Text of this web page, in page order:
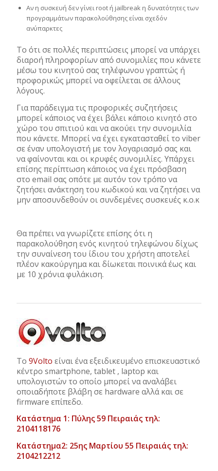
Αν η συσκευή δεν γίνει root ή jailbreak η δυνατότητες των
προγραμμάτων παρακολούθησης είναι σχεδόν
ανύπαρκτες
Το ότι σε πολλές περιπτώσεις μπορεί να υπάρχει
διαροή πληροφορίων από συνομιλίες που κάνετε
μέσω του κινητού σας τηλέφωνου γραπτώς ή
προφορικώς μπορεί να οφείλεται σε άλλους
λόγους.
Για παράδειγμα τις προφορικές συζητήσεις
μπορεί κάποιος να έχει βάλει κάποιο κινητό στο
χώρο του σπιτιού και να ακούει την συνομιλία
που κάνετε. Μπορεί να έχει εγκατασταθεί το viber
σε έναν υπολογιστή με τον λογαριασμό σας και
να φαίνονται και οι κρυφές συνομιλίες. Υπάρχει
επίσης περίπτωση κάποιος να έχει πρόσβαση
στο email σας οπότε με αυτόν τον τρόπο να
ζητήσει ανάκτηση του κωδικού και να ζητήσει να
μην αποσυνδεθούν οι συνδεμένες συσκευές κ.ο.κ
Θα πρέπει να γνωρίζετε επίσης ότι η
παρακολούθηση ενός κινητού τηλεφώνου δίχως
την συναίνεση του ίδιου του χρήστη αποτελεί
πλέον κακούργημα και δίωκεται ποινικά έως και
με 10 χρόνια φυλάκιση.
Το 9Volto είναι ένα εξειδικευμένο επισκευαστικό
κέντρο smartphone, tablet , laptop και
υπολογιστών το οποίο μπορεί να αναλάβει
οποιαδήποτε βλάβη σε hardware αλλά και σε
firmware επίπεδο.
Κατάστημα 1: Πύλης 59 Πειραιάς τηλ:
2104118176
Κατάστημα2: 25ης Μαρτίου 55 Πειραιάς τηλ:
2104212212